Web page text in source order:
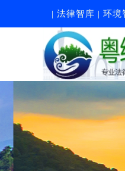
| 法律智库 | 环境